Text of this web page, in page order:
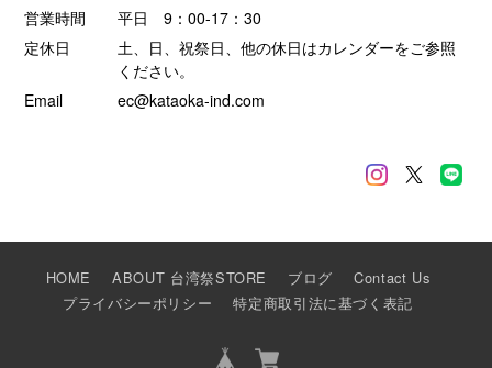
営業時間
平日 9：00-17：30
定休日
土、日、祝祭日、他の休日はカレンダーをご参照
ください。
Email
ec@kataoka-ind.com
HOME ABOUT 台湾祭STORE ブログ
Contact Us
プライバシーポリシー
特定商取引法に基づく表記